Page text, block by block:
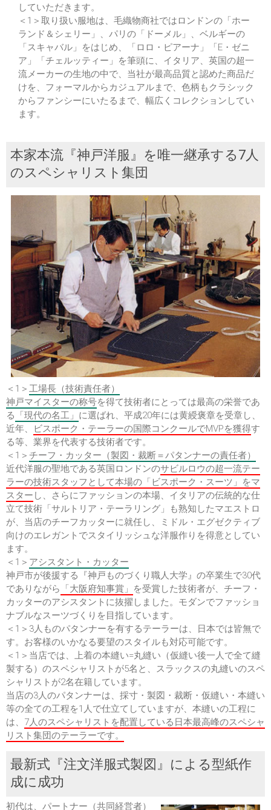
していただきます。
＜1＞取り扱い服地は、毛織物商社ではロンドンの「ホー
ランド＆シェリー」、パリの「ドーメル」、ベルギーの
「スキャバル」をはじめ、「ロロ・ピアーナ」「E・ゼニ
ア」「チェルッティー」を筆頭に、イタリア、英国の超一
流メーカーの生地の中で、当社が最高品質と認めた商品だ
けを、フォーマルからカジュアルまで、色柄もクラシック
からファンシーにいたるまで、幅広くコレクションしてい
ます。
本家本流『神戸洋服』を唯一継承する7人
のスペシャリスト集団
＜1＞ 工場長（技術責任者）
神戸マイスターの称号を得て技術者にとっては最高の栄誉であ
る
「現代の名工」 に選ばれ、平成20年には黄綬褒章を受章し、
近年、
ビスポーク・テーラーの国際コンクールでMVPを獲得す
る等、業界を代表する技術者です。
＜1＞ チーフ・カッター（製図・裁断＝パタンナーの責任者）
近代洋服の聖地である英国ロンドンのサビルロウの超一流テー
ラーの技術スタッフとして本場の「ビスポーク・スーツ」をマ
スター し、さらにファッションの本場、イタリアの伝統的な仕
立て技術「サルトリア・テーラリング」も熟知したマエストロ
が、当店のチーフカッターに就任し、ミドル・エグゼクティブ
向けのエレガントでスタイリッシュな洋服作りを得意としてい
ます。
＜1＞ アシスタント・カッター
神戸市が後援する『神戸ものづくり職人大学』の卒業生で30代
でありながら
「大阪府知事賞」
を受賞した技術者が、チーフ・
カッターのアシスタントに抜擢しました。モダンでファッショ
ナブルなスーツづくりを目指しています。
＜1＞3人ものパタンナーを有するテーラーは、日本では皆無で
す。お客様のいかなる要望のスタイルも対応可能です。
＜1＞当店では、上着の本縫い=丸縫い（仮縫い後一人で全て縫
製する）のスペシャリストが5名と、スラックスの丸縫いのスペ
シャリストが2名在籍しています。
当店の3人のパタンナーは、採寸・製図・裁断・仮縫い・本縫い
等の全ての工程を1人で仕立てしていますが、本縫いの工程に
は、 7人のスペシャリストを配置している日本最高峰のスペシャ
リスト集団のテーラーです。
最新式『注文洋服式製図』による型紙作
成に成功
初代は、パートナー（共同経営者）